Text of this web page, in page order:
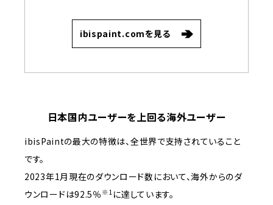
ibispaint.comを見る
日本国内ユーザーを上回る海外ユーザー
ibisPaintの最大の特徴は、全世界で支持されていること
です。
2023年1月現在のダウンロード数において、海外からのダ
ウンロードは92.5％ ※1 に達しています。